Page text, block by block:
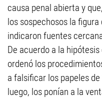
causa penal abierta y
los sospechosos la
indicaron fuentes
De acuerdo a la
ordenó los
a falsificar los papeles
luego, los ponían a la